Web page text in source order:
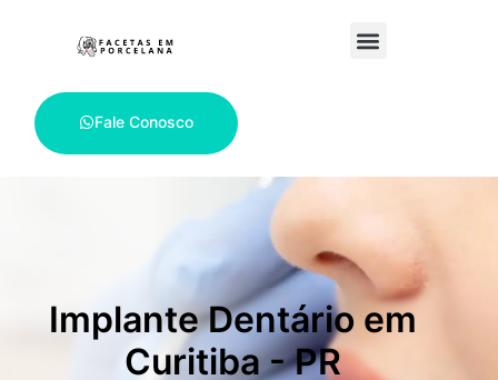
Fale Conosco
Implante Dentário em
Curitiba - PR